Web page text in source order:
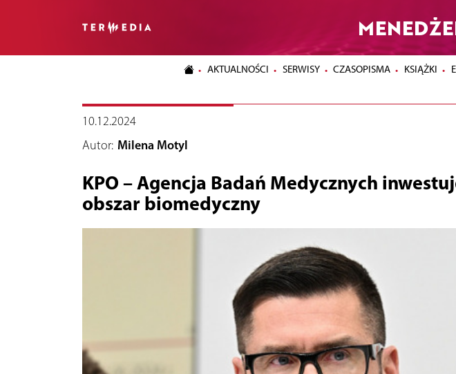
AKTUALNOŚCI SERWISY CZASOPISMA KSIĄŻKI
10.12.2024
Autor: Milena Motyl
KPO – Agencja Badań Medycznych
obszar biomedyczny